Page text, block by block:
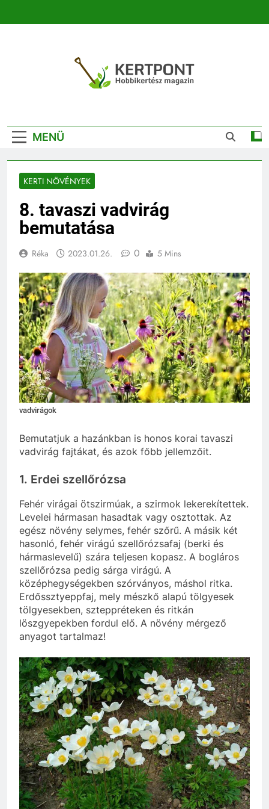
Kertészeti
Magazin |
Növénykereső És
Növényhatározó
MENÜ
KERTI NÖVÉNYEK
8. tavaszi vadvirág
bemutatása
Réka 2023.01.26. 0 5 Mins
vadvirágok
Bemutatjuk a hazánkban is honos korai tavaszi
vadvirág fajtákat, és azok főbb jellemzőit.
1. Erdei szellőrózsa
Fehér virágai ötszirmúak, a szirmok lekerekítettek.
Levelei hármasan hasadtak vagy osztottak. Az
egész növény selymes, fehér szőrű. A másik két
hasonló, fehér virágú szellőrózsafaj (berki és
hármaslevelű) szára teljesen kopasz. A bogláros
szellőrózsa pedig sárga virágú. A
középhegységekben szórványos, máshol ritka.
Erdőssztyeppfaj, mely mészkő alapú tölgyesek
tölgyesekben, szteppréteken és ritkán
löszgyepekben fordul elő. A növény mérgező
anyagot tartalmaz!